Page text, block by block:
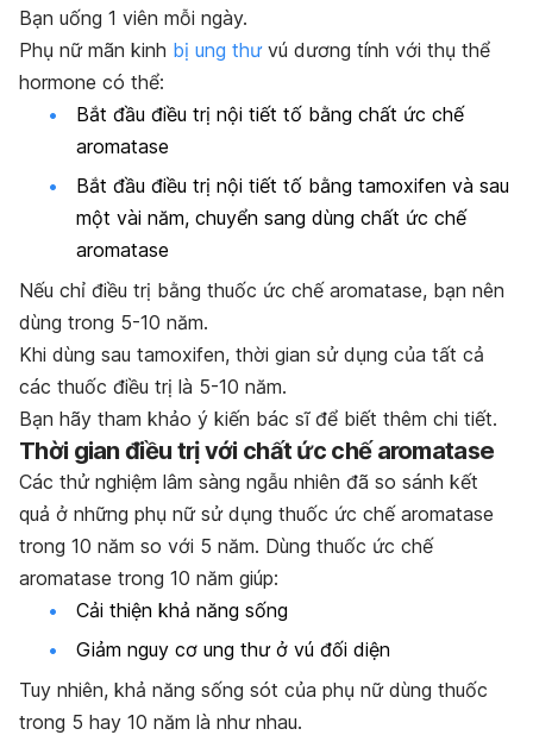
Bạn uống 1 viên mỗi ngày.
Phụ nữ mãn kinh bị ung thưvú dương tính với thụ thể
hormone có thể:
Bắt đầu điều trị nội tiết tố bằng chất ức chế
aromatase
Bắt đầu điều trị nội tiết tố bằng tamoxifen và sau
một vài năm, chuyển sang dùng chất ức chế
aromatase
Nếu chỉ điều trị bằng thuốc ức chế aromatase, bạn nên
dùng trong 5-10 năm.
Khi dùng sau tamoxifen, thời gian sử dụng của tất cả
các thuốc điều trị là 5-10 năm.
Bạn hãy tham khảo ý kiến bác sĩ để biết thêm chi tiết.
Thời gian điều trị với chất ức chế aromatase
Các thử nghiệm lâm sàng ngẫu nhiên đã so sánh kết
quả ở những phụ nữ sử dụng thuốc ức chế aromatase
trong 10 năm so với 5 năm. Dùng thuốc ức chế
aromatase trong 10 năm giúp:
Cải thiện khả năng sống
Giảm nguy cơ ung thư ở vú đối diện
Tuy nhiên, khả năng sống sót của phụ nữ dùng thuốc
trong 5 hay 10 năm là như nhau.